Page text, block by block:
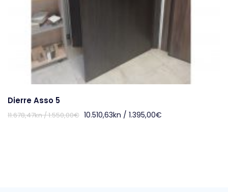
Dierre Asso 5
11.678,47kn/ 1.550,00€ 10.510,63kn / 1.395,00€